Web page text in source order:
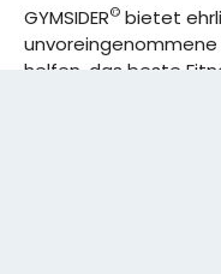
GYMSIDER© bietet
helfen, das beste